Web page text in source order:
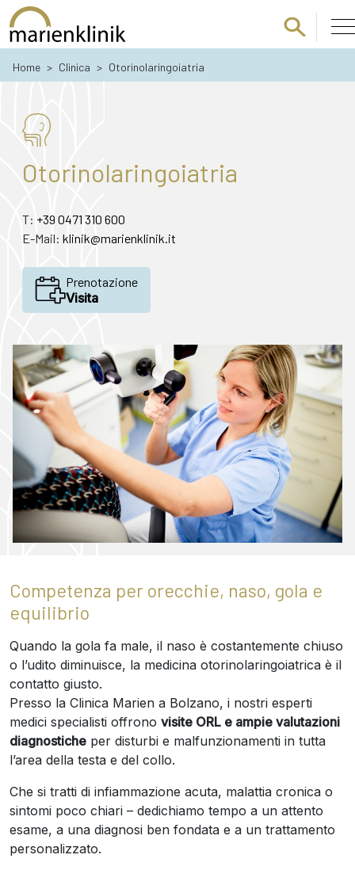
Passa al contenuto principale
Home > Clinica > Otorinolaringoiatria
Otorinolaringoiatria
T: +39 0471 310 600
E-Mail: klinik@marienklinik.it
Prenotazione
Visita
Competenza per orecchie, naso, gola e
equilibrio
Quando la gola fa male, il naso è costantemente chiuso
o l’udito diminuisce, la medicina otorinolaringoiatrica è il
contatto giusto.
Presso la Clinica Marien a Bolzano, i nostri esperti
medici specialisti offrono visite ORL e ampie valutazioni
diagnostiche per disturbi e malfunzionamenti in tutta
l’area della testa e del collo.
Che si tratti di infiammazione acuta, malattia cronica o
sintomi poco chiari – dedichiamo tempo a un attento
esame, a una diagnosi ben fondata e a un trattamento
personalizzato.